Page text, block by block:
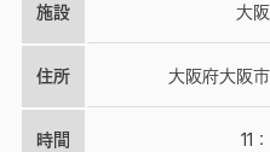
施設 大
住所 大阪府大阪
時間 11